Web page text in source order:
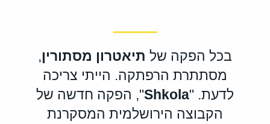
בכל הפקה שלתיאטרון מסתורין,
מסתתרת הרפתקה. הייתי צריכה
לדעת. "Shkola", הפקה חדשה של
הקבוצה הירושלמית המסקרנת